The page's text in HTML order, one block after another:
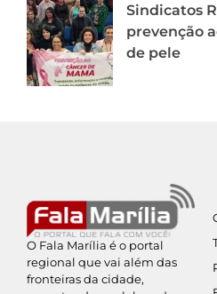
Sindicatos
prevenção
de pele
O Fala Marília é o portal
regional que vai além das
fronteiras da cidade,